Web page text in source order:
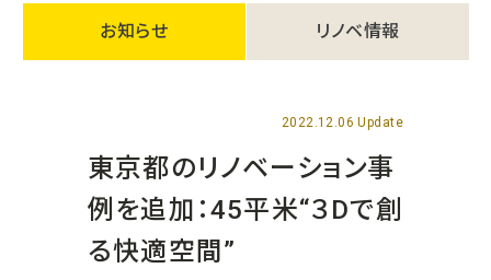
お知らせ リノベ情報
2022.12.06 Update
東京都のリノベーション事
例を追加：45平米“３Dで創
る快適空間”